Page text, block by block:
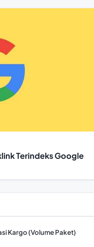
Terindeks Google
Kargo (Volume Paket)